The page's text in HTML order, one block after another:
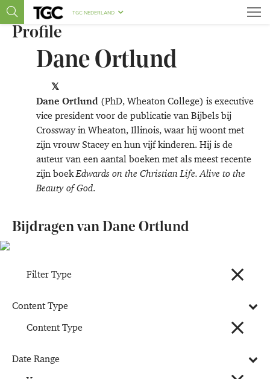
TGC NEDERLAND
Profile
Dane Ortlund
Dane Ortlund (PhD, Wheaton College) is executive
vice president voor de publicatie van Bijbels bij
Crossway in Wheaton, Illinois, waar hij woont met
zijn vrouw Stacey en hun vijf kinderen. Hij is de
auteur van een aantal boeken met als meest recente
zijn boekEdwards on the Christian Life. Alive to the
Beauty of God.
Bijdragen van Dane Ortlund
Filter Type
Content Type
Content Type
Date Range